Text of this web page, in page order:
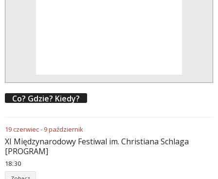
Co? Gdzie? Kiedy?
19czerwiec- 9październik
XI Międzynarodowy Festiwal im. Christiana Schlaga
[PROGRAM]
18:30